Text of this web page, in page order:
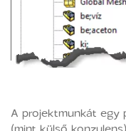
A projektmunkát egy